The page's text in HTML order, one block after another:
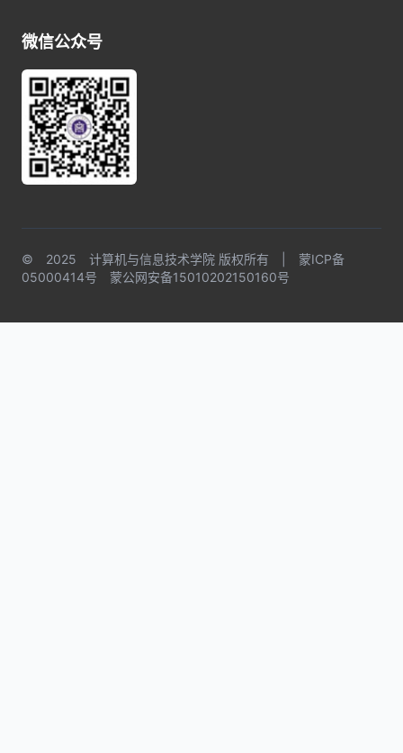
微信公众号
© 2025 计算机与信息技术学院 版权所有 | 蒙ICP备
05000414号 蒙公网安备15010202150160号